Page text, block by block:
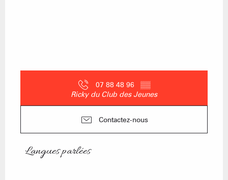
07 88 48 96 ▒▒
Ricky du Club des Jeunes
Contactez-nous
Langues parlées
Langues parlées